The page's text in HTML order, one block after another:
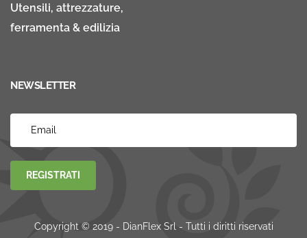
Utensili, attrezzature,
ferramenta & edilizia
NEWSLETTER
REGISTRATI
Copyright © 2019 - DianFlex Srl - Tutti i diritti riservati